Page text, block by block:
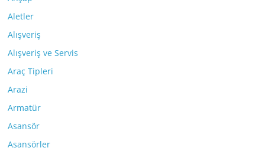
Aletler
Alışveriş
Alışveriş ve Servis
Araç Tipleri
Arazi
Armatür
Asansör
Asansörler